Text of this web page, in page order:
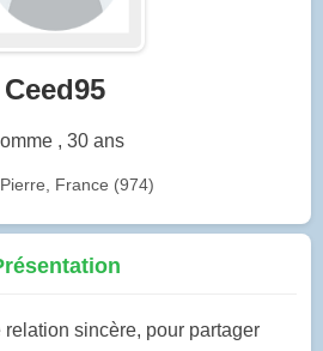
Ceed95
, 30 ans
France (974)
sincère, pour partager